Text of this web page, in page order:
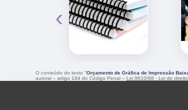
‹
O conteúdo do texto "Orçamento de Gráfica de Impressão
autoral – artigo 184 do Código Penal – Lei 9610/98 - Lei de